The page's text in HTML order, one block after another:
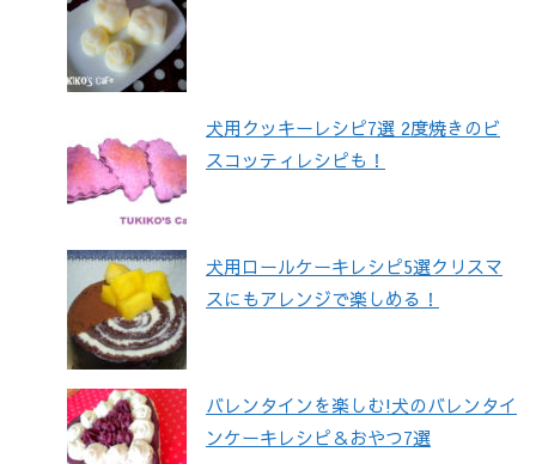
犬用クッキーレシピ7選 2度焼きのビ
スコッティレシピも！
犬用ロールケーキレシピ5選クリスマ
スにもアレンジで楽しめる！
バレンタインを楽しむ!犬のバレンタイ
ンケーキレシピ＆おやつ7選